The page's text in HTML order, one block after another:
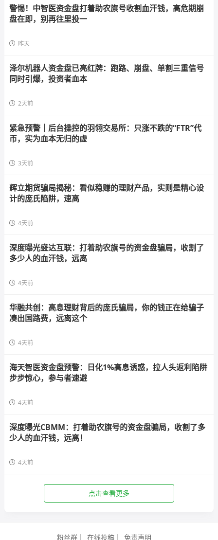
警惕！中智医资金盘打着助农旗号收割血汗钱，高危期崩
盘在即，别再往里投一
昨天
泽尔机器人资金盘已亮红牌：跑路、崩盘、单割三重信号
同时引爆，投资者血本
2天前
紧急预警｜后台操控的羽翎交易所：只涨不跌的“FTR”代
币，实为血本无归的虚
3天前
辉立期货骗局揭秘：看似稳赚的理财产品，实则是精心设
计的庞氏陷阱，速离
4天前
深度曝光盛达互联：打着助农旗号的资金盘骗局，收割了
多少人的血汗钱，远离
4天前
华融共创：高息理财背后的庞氏骗局，你的钱正在给骗子
凑出国路费，远离这个
4天前
海天智医资金盘预警：日化1%高息诱惑，拉人头返利陷阱
步步惊心，参与者速避
4天前
深度曝光CBMM：打着助农旗号的资金盘骗局，收割了多
少人的血汗钱，远离！
4天前
点击查看更多
粉丝群 在线投稿 免责声明